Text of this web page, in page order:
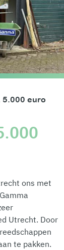
5.000 euro
ons met
Utrecht. Door
te pakken.